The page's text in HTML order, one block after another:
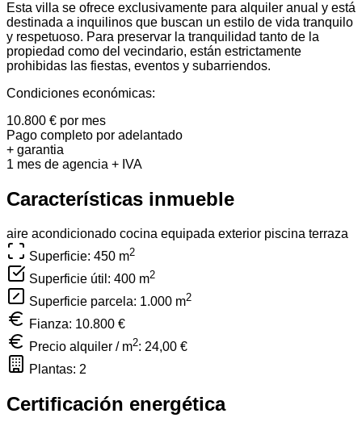
Esta villa se ofrece exclusivamente para alquiler anual y está
destinada a inquilinos que buscan un estilo de vida tranquilo
y respetuoso. Para preservar la tranquilidad tanto de la
propiedad como del vecindario, están estrictamente
prohibidas las fiestas, eventos y subarriendos.
Condiciones económicas:
10.800 € por mes
Pago completo por adelantado
+ garantia
1 mes de agencia + IVA
Características inmueble
aire acondicionado cocina equipada exterior piscina terraza
Superficie: 450 m2
Superficie útil: 400 m2
Superficie parcela: 1.000 m2
Fianza: 10.800 €
Precio alquiler / m2: 24,00 €
Plantas: 2
Certificación energética